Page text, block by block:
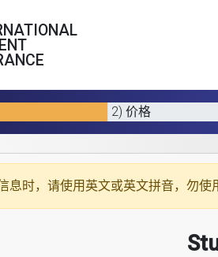
2) 价格
息时，请使用 英文或英文拼音，勿使